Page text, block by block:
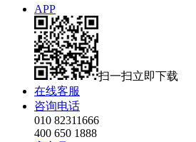
APP
扫一扫立即下载
在线客服
咨询电话
010 82311666
400 650 1888